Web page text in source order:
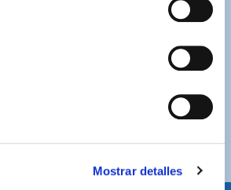
Mostrar detalles
para solucionar cualquier duda.
superiores a 100€ (España peninsular)
pago segura a través de tarjeta o